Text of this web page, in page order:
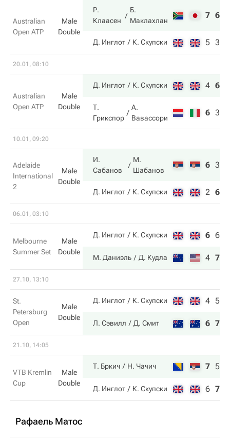
Australian
Open ATP
Male
Double
Р.
Клаасен
Б.
Маклахлан
7 6
Д. Инглот К. Скупски 5 3
20.01, 08:10
Australian
Open ATP
Male
Double
Д. Инглот К. Скупски 4 6
Т.
Грикспор
А.
Вавассори
6 3
10.01, 09:20
Adelaide
International
2
Male
Double
И.
Сабанов
М.
Шабанов
6 3
Д. Инглот К. Скупски 2 6
06.01, 03:10
Melbourne
Summer Set
Male
Double
Д. Инглот К. Скупски 6 6
М. Даниэль Д. Кудла 4 7
27.10, 13:10
St.
Petersburg
Open
Male
Double
Д. Инглот К. Скупски 4 5
Л. Сэвилл Д. Смит 6 7
21.10, 14:05
VTB Kremlin
Cup
Male
Double
Т. Бркич Н. Чачич 7 5
Д. Инглот К. Скупски 6 7
Рафаель Матос